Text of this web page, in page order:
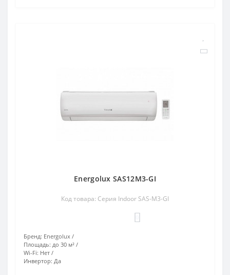
Energolux SAS12M3-GI
Код товара: Серия Indoor SAS-M3-GI
Бренд: Energolux
Площадь: до 30 м²
Wi-Fi: Нет
Инвертор: Да